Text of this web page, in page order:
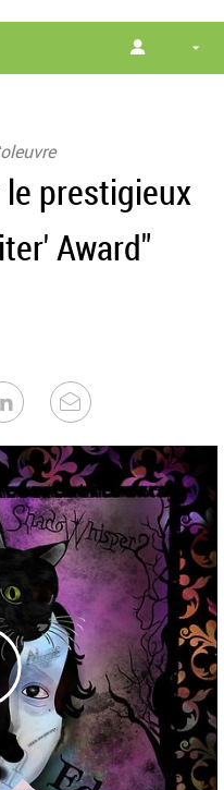
prestigieux
Award"